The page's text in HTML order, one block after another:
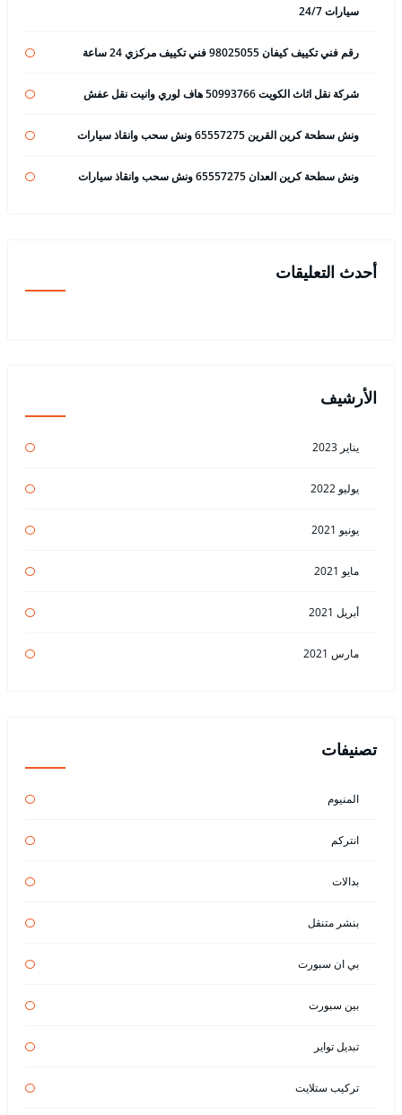
سيارات 24/7
رقم فني تكييف كيفان 98025055 فني تكييف مركزي 24 ساعة
شركة نقل اثاث الكويت 50993766 هاف لوري وانيت نقل عفش
ونش سطحة كرين القرين 65557275 ونش سحب وانقاذ سيارات
ونش سطحة كرين العدان 65557275 ونش سحب وانقاذ سيارات
أحدث التعليقات
الأرشيف
يناير 2023
يوليو 2022
يونيو 2021
مايو 2021
أبريل 2021
مارس 2021
تصنيفات
المنيوم
انتركم
بدالات
بنشر متنقل
بي ان سبورت
بين سبورت
تبديل تواير
تركيب ستلايت